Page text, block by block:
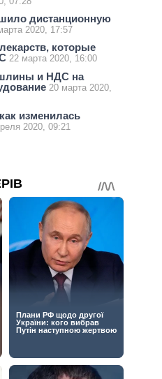
дистанционную
2020, 17:57
которые
22 марта 2020, 16:00
и НДС на
20 марта 2020,
изменилась
2020, 09:21